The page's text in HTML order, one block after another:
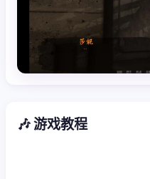
🎶 游戏教程